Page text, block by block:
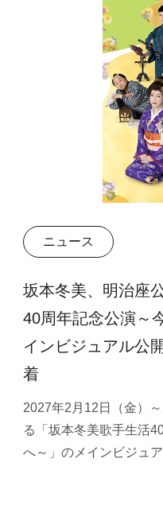
ニュース
坂本冬美、明治座
40周年記念公演～
インビジュアル公
着
2027年2月12日（金）
る「坂本冬美歌手生活
へ～」のメインビジュ